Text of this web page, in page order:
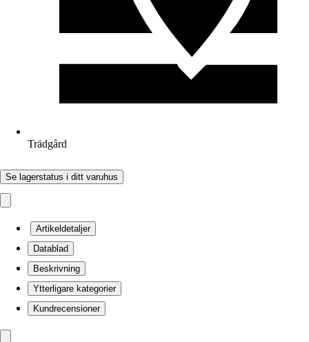
Trädgård
Se lagerstatus i ditt varuhus
Artikeldetaljer
Datablad
Beskrivning
Ytterligare kategorier
Kundrecensioner